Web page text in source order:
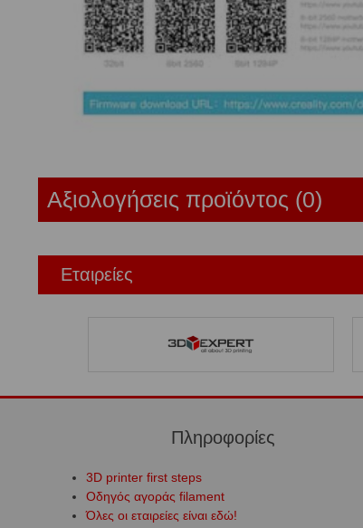
Αξιολογήσεις προϊόντος (0)
Εταιρείες
Πληροφορίες
3D printer first steps
Οδηγός αγοράς filament
Όλες οι εταιρείες είναι εδώ!